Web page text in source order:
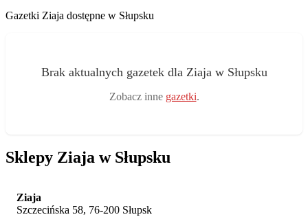
Gazetki Ziaja dostępne w Słupsku
Brak aktualnych gazetek dla Ziaja w Słupsku
Zobacz inne gazetki.
Sklepy Ziaja w Słupsku
Ziaja
Szczecińska 58, 76-200 Słupsk